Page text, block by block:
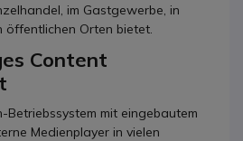
im Gastgewerbe, in
öffentlichen Orten bietet.
Content
Betriebssystem mit eingebautem
Medienplayer in vielen